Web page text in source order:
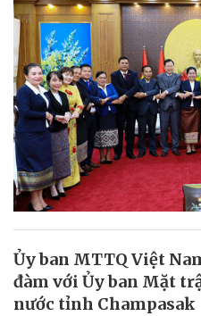
Ủy ban MTTQ Việt
đàm với Ủy ban Mặt
nước tỉnh Champasak